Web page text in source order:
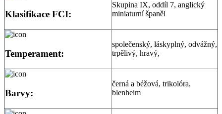
Klasifikace FCI:
Skupina IX, oddíl 7, anglický
miniaturní španěl
Temperament:
společenský, láskyplný, odvážný,
trpělivý, hravý,
Barvy:
černá a béžová, trikolóra,
blenheim